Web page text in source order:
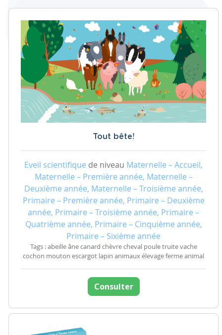
Tout bête!
Eveil scientifique de niveau Maternelle – Accueil,
Maternelle – Première année, Maternelle –
Deuxième année, Maternelle – Troisième année,
Primaire – Première année, Primaire – Deuxième
année, Primaire – Troisième année, Primaire –
Quatrième année, Primaire – Cinquième année,
Primaire – Sixième année
Tags : abeille âne canard chèvre cheval poule truite vache
cochon mouton escargot lapin animaux élevage ferme animal
Consulter